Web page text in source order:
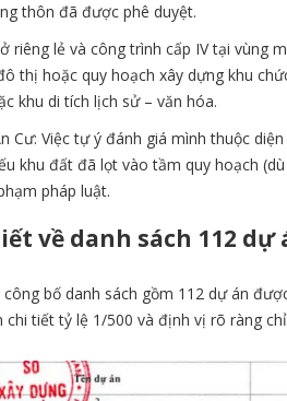
thôn đã được phê duyệt.
riêng lẻ và công trình cấp IV tại vùng
thị hoặc quy hoạch xây dựng khu
khu di tích lịch sử – văn hóa.
Cư: Việc tự ý đánh giá mình thuộc
khu đất đã lọt vào tầm quy hoạch
pháp luật.
về danh sách 112 dự
công bố danh sách gồm 112 dự án
chi tiết tỷ lệ 1/500 và định vị rõ ràng